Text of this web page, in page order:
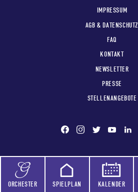
ORCHESTER SPIELPLAN KALENDER
IMPRESSUM
AGB & DATENSCHUTZ
FAQ
KONTAKT
NEWSLETTER
PRESSE
STELLENANGEBOTE